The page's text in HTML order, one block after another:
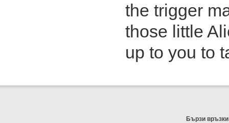
the trigger
those little
up to you to
Бързи връзки